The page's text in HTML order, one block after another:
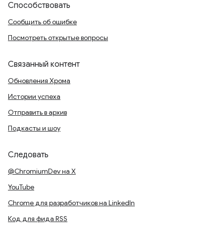
Способствовать
Сообщить об ошибке
Посмотреть открытые вопросы
Связанный контент
Обновления Хрома
Истории успеха
Отправить в архив
Подкасты и шоу
Следовать
@ChromiumDev на X
YouTube
Chrome для разработчиков на LinkedIn
Код для фида RSS